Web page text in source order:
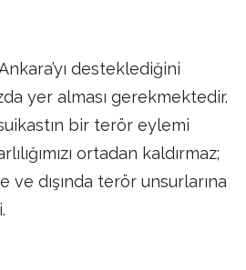
desteklediğini
yer alması gerekmektedir.
bir terör eylemi
ortadan kaldırmaz;
ve dışında terör unsurlarına